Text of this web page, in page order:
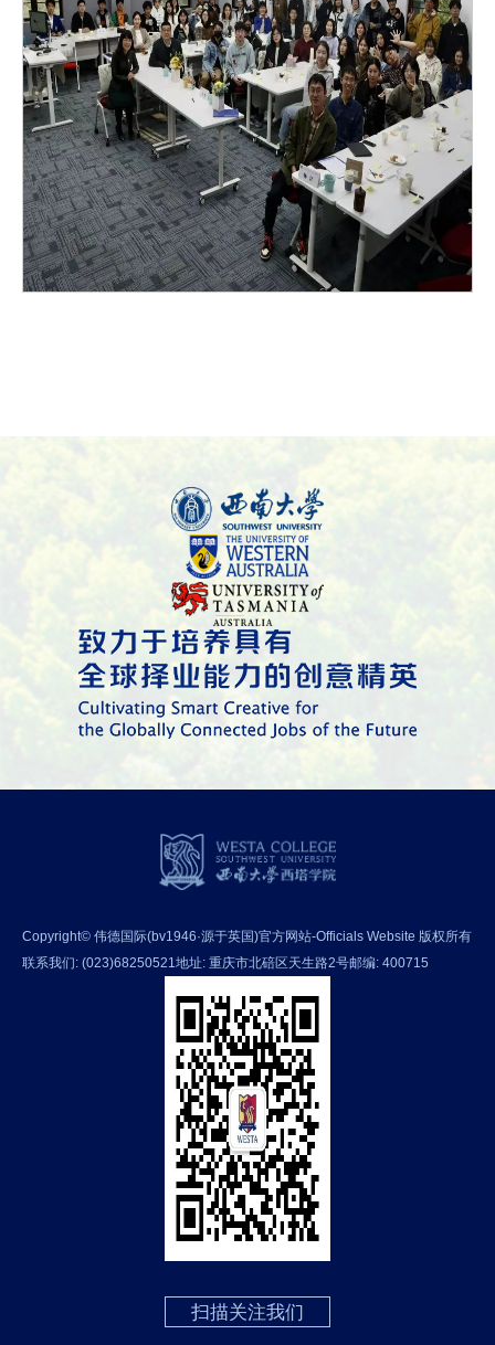
Copyright© 伟德国际(bv1946·源于英国)官方网站-Officials Website 版权所有
联系我们: (023)68250521地址: 重庆市北碚区天生路2号邮编: 400715
扫描关注我们